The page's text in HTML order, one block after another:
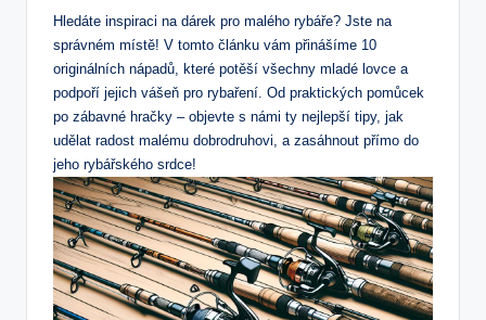
Hledáte inspiraci na dárek pro⁢ malého rybáře? Jste na
správném⁢ místě! V tomto článku vám‌ přinášíme 10⁣
originálních nápadů,⁤ které potěší​ všechny mladé lovce​ a
podpoří jejich⁤ vášeň pro rybaření.‍ Od praktických pomůcek
po zábavné hračky – objevte⁤ s námi ty⁤ nejlepší tipy, jak
udělat radost malému dobrodruhovi, a‌ zasáhnout přímo⁣ do
jeho rybářského⁢ srdce!